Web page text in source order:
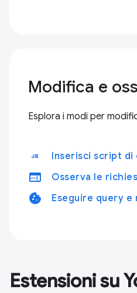
Modifica e
Esplora i modi per
javascript Inserisci script di
web Osserva le
cookie Eseguire query
Estensioni su